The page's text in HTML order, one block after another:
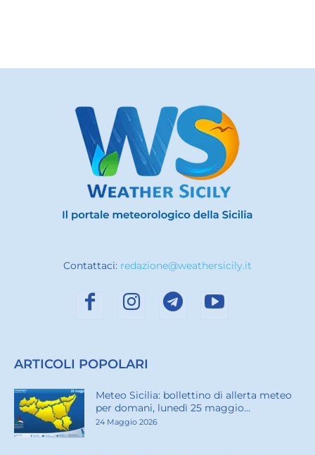
Contattaci: redazione@weathersicily.it
ARTICOLI POPOLARI
Meteo Sicilia: bollettino di allerta meteo
per domani, lunedì 25 maggio...
24 Maggio 2026